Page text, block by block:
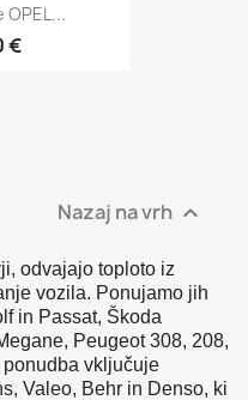
OPEL...
€
Nazaj na vrh 
odvajajo toploto iz
vozila. Ponujamo jih
in Passat, Škoda
Peugeot 308, 208,
vključuje
Valeo, Behr in Denso, ki